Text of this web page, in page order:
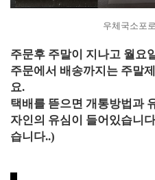
우체국소포
주문후 주말이 지나고 월요
주문에서 배송까지는 주말
요.
택배를 뜯으면 개통방법과
자인의 유심이 들어있습니
습니다..)